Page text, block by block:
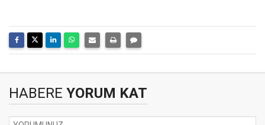
HABERE YORUM KAT